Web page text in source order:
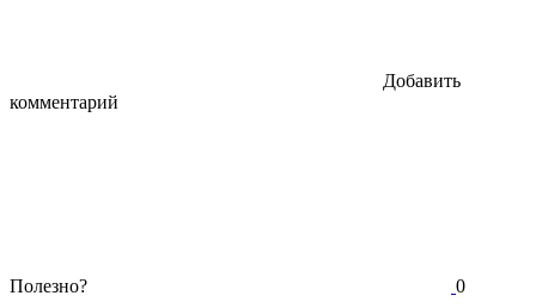
Добавить
комментарий
Полезно? 0